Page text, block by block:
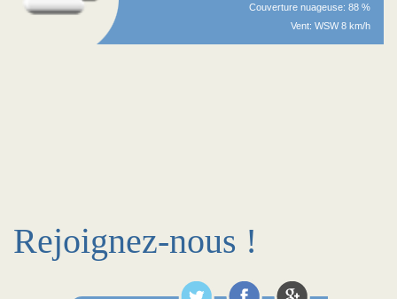
Couverture nuageuse: 88 %
Vent: WSW 8 km/h
Rejoignez-nous !